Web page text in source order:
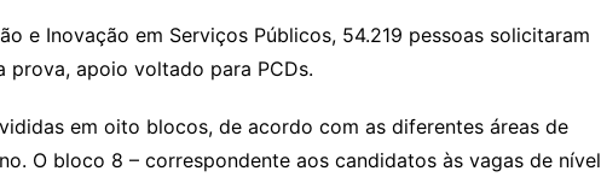
m
e Inovação em Serviços Públicos, 54.219 pessoas solicitaram
prova, apoio voltado para PCDs.
em oito blocos, de acordo com as diferentes áreas de
O bloco 8 – correspondente aos candidatos às vagas de nível